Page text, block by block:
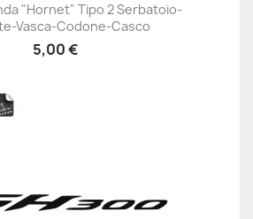
"Hornet" Tipo 2 Serbatoio-
Vasca-Codone-Casco
5,00 €